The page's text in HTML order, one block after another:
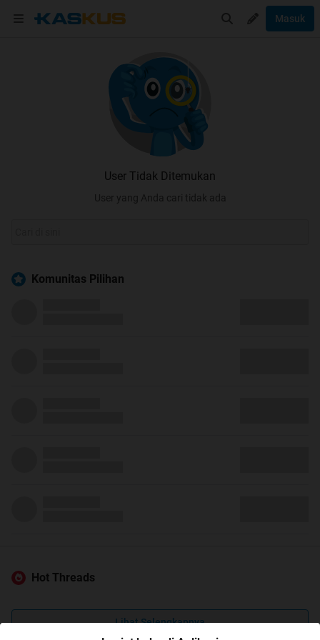
Masuk
User Tidak Ditemukan
User yang Anda cari tidak ada
Komunitas Pilihan
Hot Threads
Lihat Selengkapnya